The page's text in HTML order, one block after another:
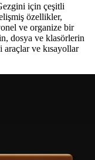
için çeşitli
özellikler,
ve organize bir
dosya ve klasörlerin
ve kısayollar